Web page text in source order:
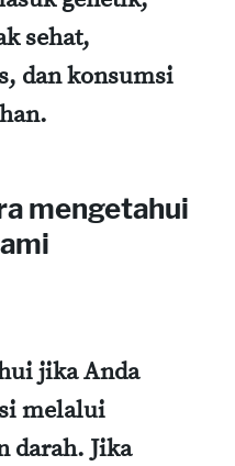
sehat,
dan konsumsi
mengetahui
jika Anda
melalui
darah. Jika